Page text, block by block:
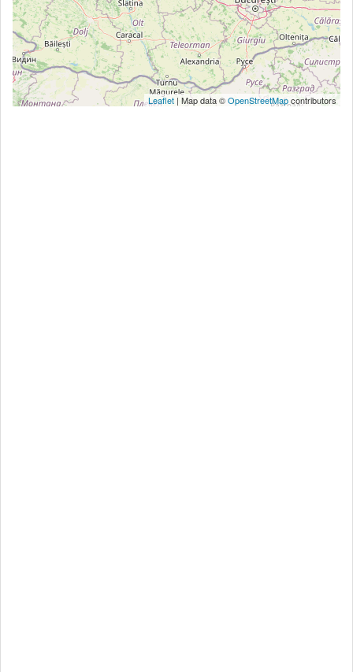
Leaflet| Map data ©OpenStreetMapcontributors